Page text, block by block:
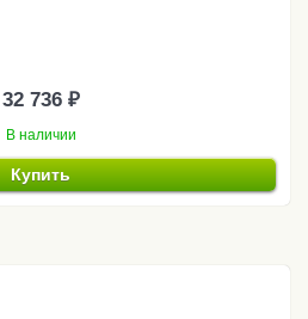
32 736 ₽
В наличии
Купить